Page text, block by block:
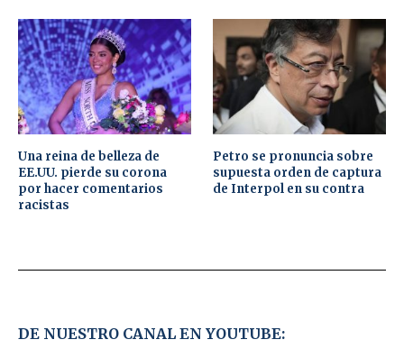
Una reina de belleza de
EE.UU. pierde su corona
por hacer comentarios
racistas
Petro se pronuncia sobre
supuesta orden de captura
de Interpol en su contra
DE NUESTRO CANAL EN YOUTUBE: